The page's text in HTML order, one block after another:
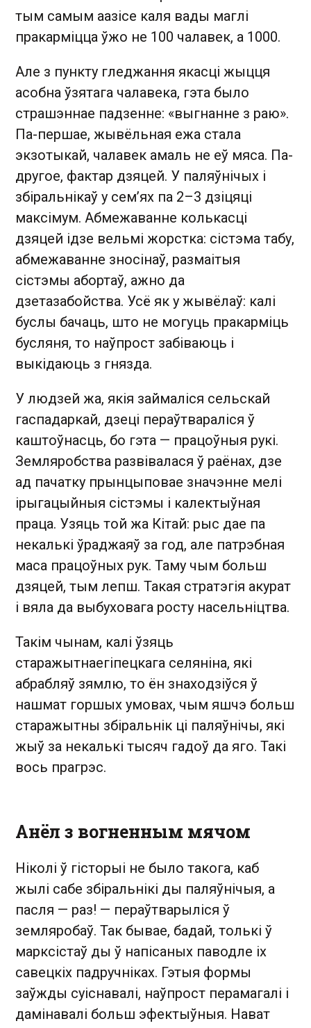
тым самым аазісе каля вады маглі
пракарміцца ўжо не 100 чалавек, а 1000.
Але з пункту гледжання якасці жыцця
асобна ўзятага чалавека, гэта было
страшэннае падзенне: «выгнанне з раю».
Па-першае, жывёльная ежа стала
экзотыкай, чалавек амаль не еў мяса. Па-
другое, фактар дзяцей. У паляўнічых і
збіральнікаў у сем’ях па 2–3 дзіцяці
максімум. Абмежаванне колькасці
дзяцей ідзе вельмі жорстка: сістэма табу,
абмежаванне зносінаў, размаітыя
сістэмы абортаў, ажно да
дзетазабойства. Усё як у жывёлаў: калі
буслы бачаць, што не могуць пракарміць
бусляня, то наўпрост забіваюць і
выкідаюць з гнязда.
У людзей жа, якія займаліся сельскай
гаспадаркай, дзеці пераўтвараліся ў
каштоўнасць, бо гэта — працоўныя рукі.
Земляробства развівалася ў раёнах, дзе
ад пачатку прынцыповае значэнне мелі
ірыгацыйныя сістэмы і калектыўная
праца. Узяць той жа Кітай: рыс дае па
некалькі ўраджаяў за год, але патрэбная
маса працоўных рук. Таму чым больш
дзяцей, тым лепш. Такая стратэгія акурат
і вяла да выбуховага росту насельніцтва.
Такім чынам, калі ўзяць
старажытнаегіпецкага селяніна, які
абрабляў зямлю, то ён знахо­дзіўся ў
нашмат горшых умовах, чым яшчэ больш
старажытны збіральнік ці паляўнічы, які
жыў за некалькі тысяч гадоў да яго. Такі
вось прагрэс.
Анёл з вогненным мячом
Ніколі ў гісторыі не было такога, каб
жылі сабе збіральнікі ды паляўнічыя, а
пасля — раз! — пераўтварыліся ў
земляробаў. Так бывае, бадай, толькі ў
марксістаў ды ў напісаных паводле іх
савецкіх падручніках. Гэтыя формы
заўжды суіснавалі, наўпрост перамагалі і
дамінавалі больш эфектыўныя. Нават